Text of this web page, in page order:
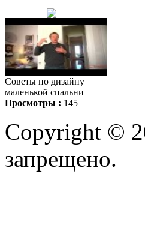
Советы по дизайну
маленькой спальни
Просмотры : 145
Copyright ©
запрещено.